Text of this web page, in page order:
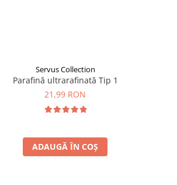
Servus Collection
Parafină ultrarafinată Tip 1
21,99 RON
ADAUGĂ ÎN COȘ